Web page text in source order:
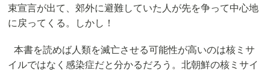
束宣言が出て、郊外に避難していた人が先を争って中心地
に戻ってくる。しかし！
本書を読めば人類を滅亡させる可能性が高いのは核ミサ
イルではなく感染症だと分かるだろう。北朝鮮の核ミサイ